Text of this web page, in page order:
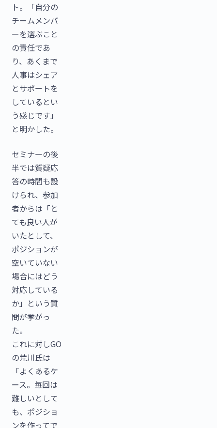
ト。「自分の
チームメンバ
ーを選ぶこと
の責任であ
り、あくまで
人事はシェア
とサポートを
しているとい
う感じです」
と明かした。
セミナーの後
半では質疑応
答の時間も設
けられ、参加
者からは「と
ても良い人が
いたとして、
ポジションが
空いていない
場合にはどう
対応している
か」という質
問が挙がっ
た。
これに対しGO
の荒川氏は
「よくあるケ
ース。毎回は
難しいとして
も、ポジショ
ンを作ってで